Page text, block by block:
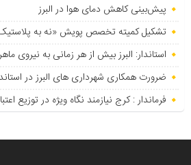
پیش‌بینی کاهش دمای هوا در البرز
تشکیل کمیته تخصص پویش «نه به
استاندار: البرز بیش از هر زمانی به نیروی
ضرورت همکاری شهرداری های البرز در
فرماندار : کرج نیازمند نگاه ویژه در توزیع